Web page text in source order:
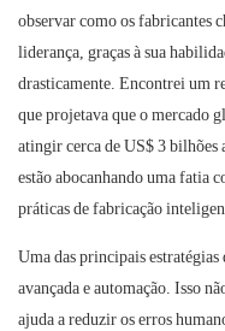
observar como os fabricantes
liderança, graças à sua
drasticamente. Encontrei um
que projetava que o mercado
atingir cerca de US$ 3 bilhões
estão abocanhando uma fatia
práticas de fabricação
Uma das principais
avançada e automação. Isso
ajuda a reduzir os erros